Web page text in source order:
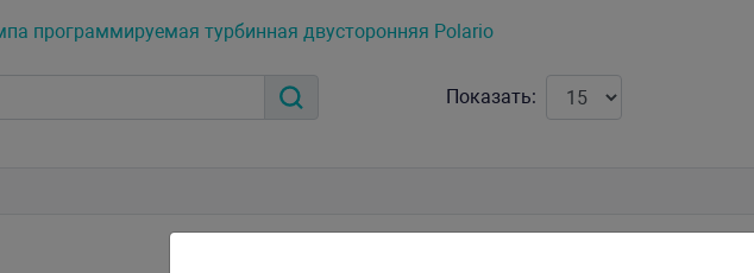
программируемая турбинная двусторонняя Polario
Показать: